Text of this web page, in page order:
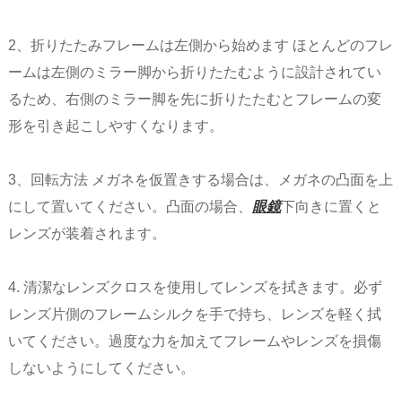
2、折りたたみフレームは左側から始めます ほとんどのフレ
ームは左側のミラー脚から折りたたむように設計されてい
るため、右側のミラー脚を先に折りたたむとフレームの変
形を引き起こしやすくなります。
3、回転方法 メガネを仮置きする場合は、メガネの凸面を上
にして置いてください。凸面の場合、 眼鏡下向きに置くと
レンズが装着されます。
4. 清潔なレンズクロスを使用してレンズを拭きます。必ず
レンズ片側のフレームシルクを手で持ち、レンズを軽く拭
いてください。過度な力を加えてフレームやレンズを損傷
しないようにしてください。